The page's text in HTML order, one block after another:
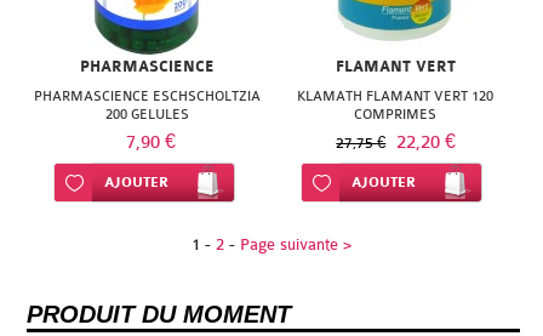
PHARMASCIENCE
PHARMASCIENCE ESCHSCHOLTZIA
200 GELULES
7,90 €
Ajouter à ma liste d’envie
AJOUTER
FLAMANT VERT
KLAMATH FLAMANT VERT 120
COMPRIMES
27,75 € 22,20 €
Ajouter à ma liste d’envie
AJOUTER
1 - 2 - Page suivante >
PRODUIT DU MOMENT